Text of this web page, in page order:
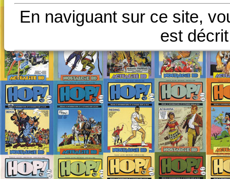
En naviguant sur ce site,
est